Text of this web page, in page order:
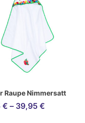
Raupe Nimmersatt
€ – 39,95 €